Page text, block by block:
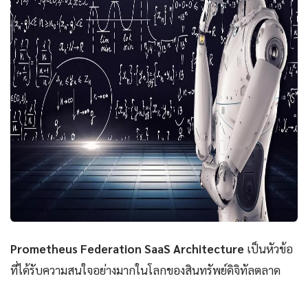
Prometheus Federation SaaS Architecture เป็นหัวข้อ
ที่ได้รับความสนใจอย่างมากในโลกของสินทรัพย์ดิจิทัลตลาด